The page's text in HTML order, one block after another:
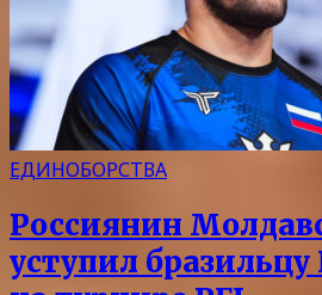
ЕДИНОБОРСТВА
Россиянин
уступил бразильцу